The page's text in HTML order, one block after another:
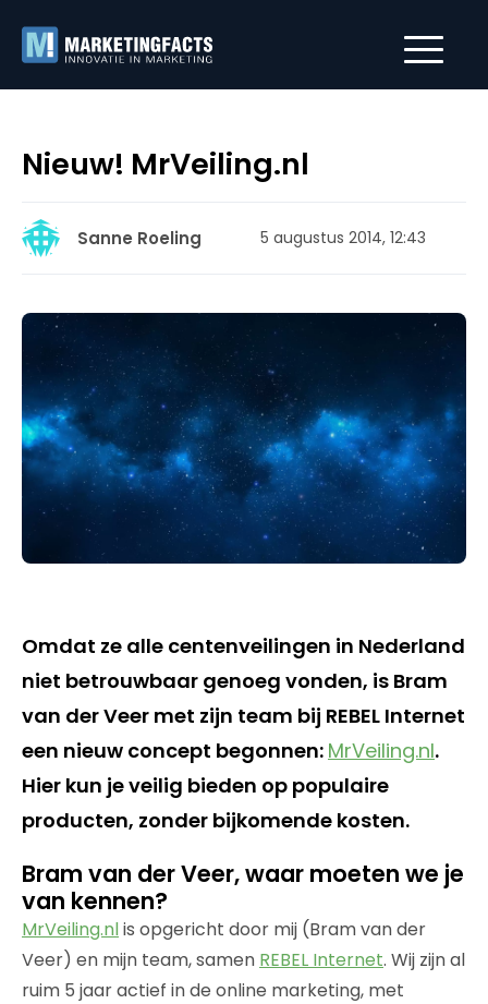
Nieuw! MrVeiling.nl
Sanne Roeling 5 augustus 2014, 12:43
Omdat ze alle centenveilingen in Nederland
niet betrouwbaar genoeg vonden, is Bram
van der Veer met zijn team bij REBEL Internet
een nieuw concept begonnen: MrVeiling.nl.
Hier kun je veilig bieden op populaire
producten, zonder bijkomende kosten.
Bram van der Veer, waar moeten we je
van kennen?
MrVeiling.nlis opgericht door mij (Bram van der
Veer) en mijn team, samen REBEL Internet. Wij zijn al
ruim 5 jaar actief in de online marketing, met